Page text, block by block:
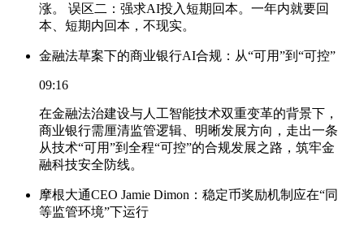
涨。 误区二：强求AI投入短期回本。一年内就要回
本、短期内回本，不现实。
金融法草案下的商业银行AI合规：从“可用”到“可控”
09:16
在金融法治建设与人工智能技术双重变革的背景下，
商业银行需厘清监管逻辑、明晰发展方向，走出一条
从技术“可用”到全程“可控”的合规发展之路，筑牢金
融科技安全防线。
摩根大通CEO Jamie Dimon：稳定币奖励机制应在“同
等监管环境”下运行